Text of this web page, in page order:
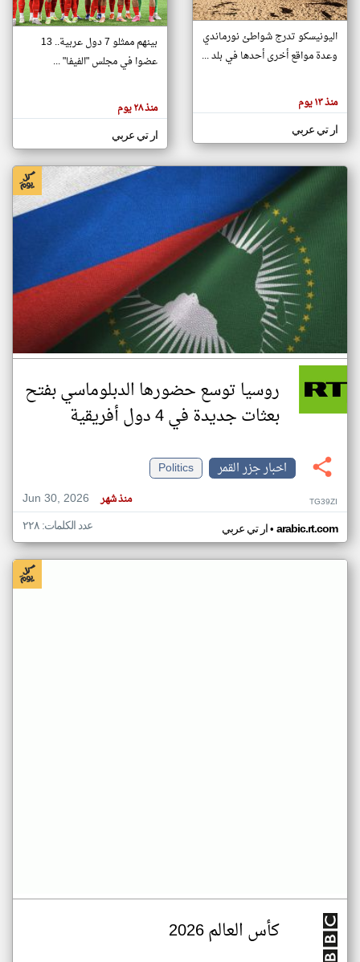
تغيير الدولة
اخبار جزر القمر على مدار الساعة
أهم اخبار جزر القمر العاجلة والمباشرة
هنا عن
وجهة
كاتبيها.
اليونيسكو تدرج شواطئ نورماندي
وعدة مواقع أخرى أحدها في بلد ...
منذ ١٣ يوم
ار تي عربي
بينهم ممثلو 7 دول عربية.. 13
عضوا في مجلس "الفيفا" ...
منذ ٢٨ يوم
ار تي عربي
روسيا توسع حضورها الدبلوماسي بفتح
بعثات جديدة في 4 دول أفريقية
اخبار جزر القمر
Politics
Jun 30, 2026
منذ شهر TG39ZI
ار تي عربي• arabic.rt.com عدد الكلمات: ٢٢٨
كأس العالم 2026
klyoum.com